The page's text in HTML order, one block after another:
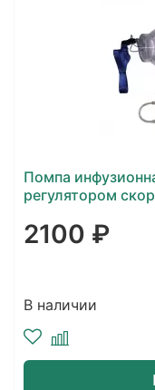
Помпа
регулятором
2100 ₽
В наличии